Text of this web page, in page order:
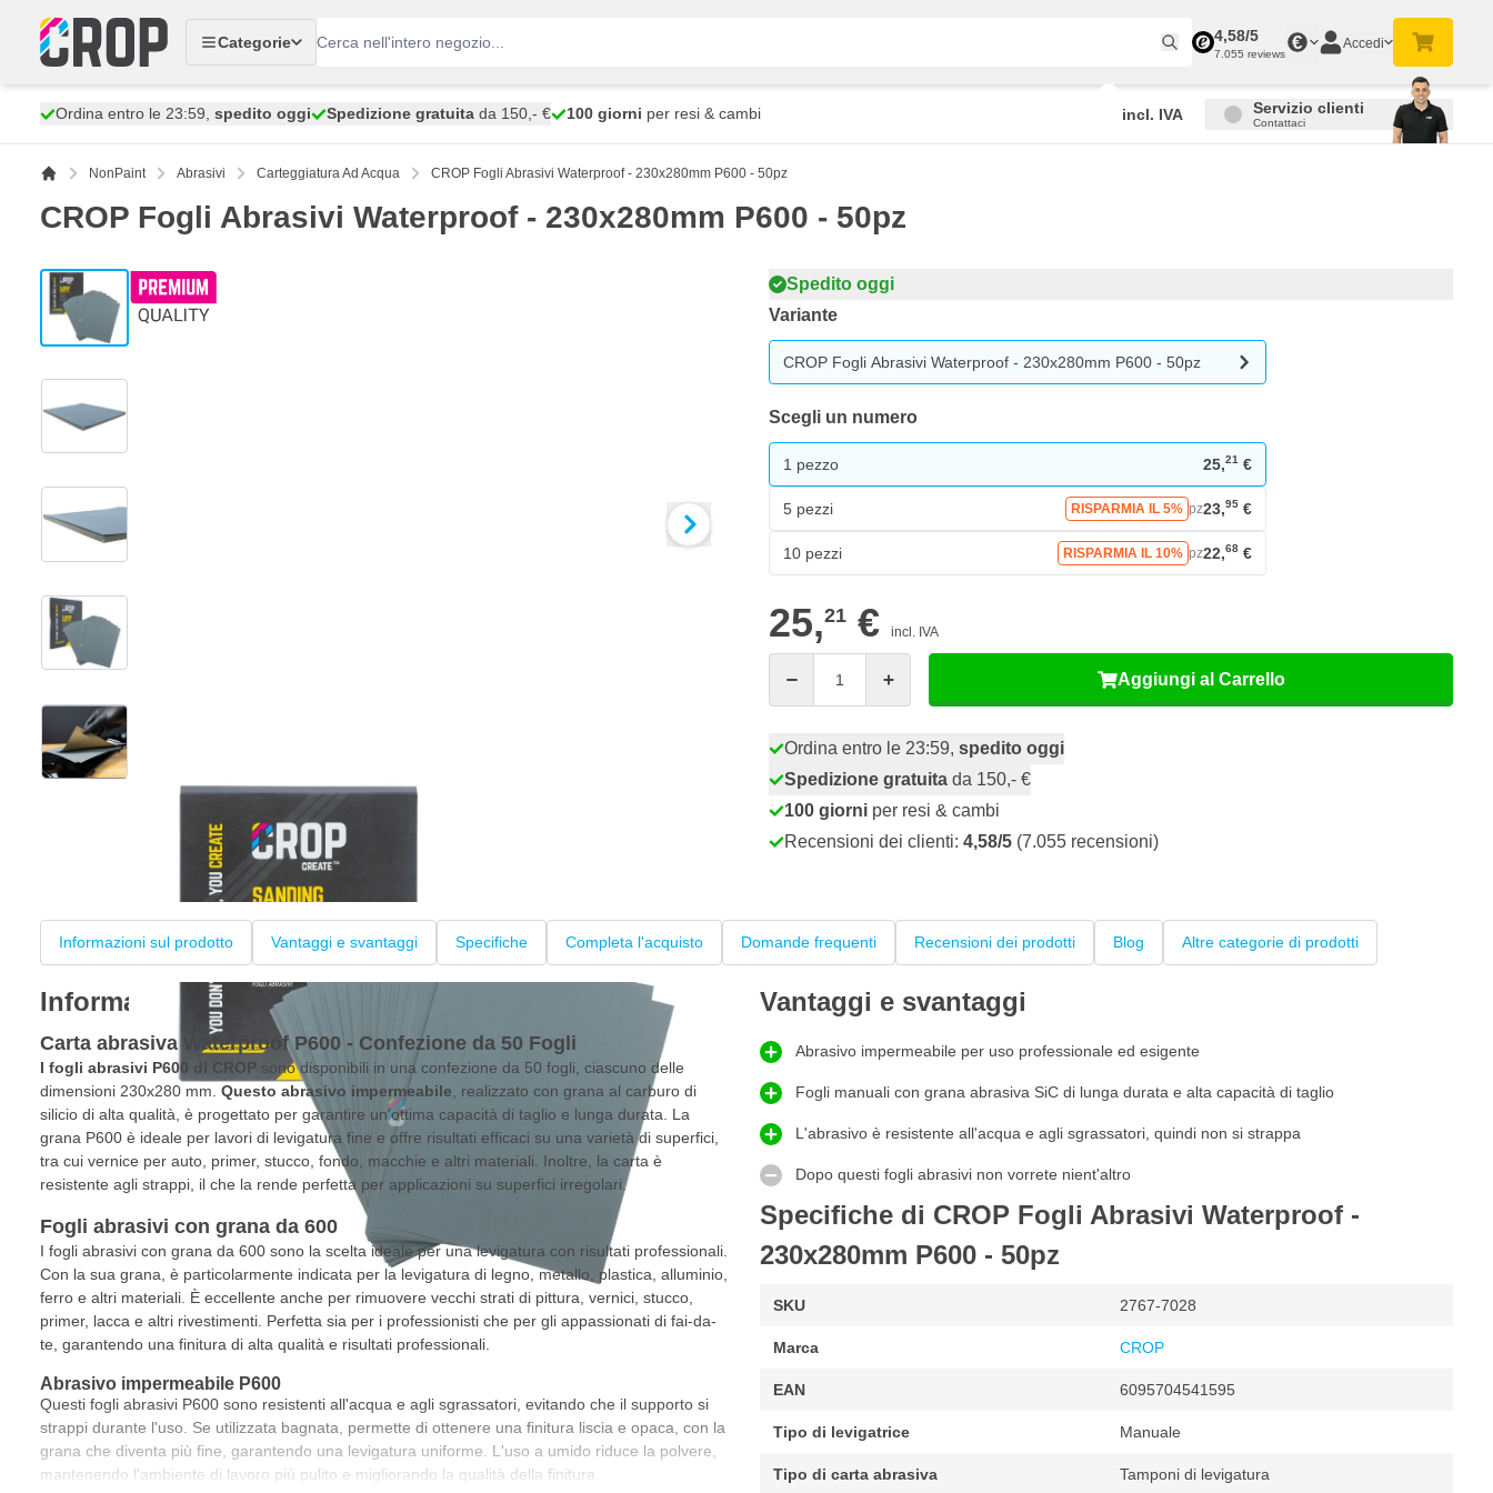
Categorie
4,58/5
7.055 reviews
€ Accedi
Ordina entro le 23:59, spedito oggi Spedizione gratuita da 150,- € 100 giorni per resi & cambi incl. IVA Servizio clienti
Contattaci
NonPaint Abrasivi Carteggiatura Ad Acqua CROP Fogli Abrasivi Waterproof - 230x280mm P600 - 50pz
CROP Fogli Abrasivi Waterproof - 230x280mm P600 - 50pz
View larger image
View larger image
Spedito oggi
Variante
CROP Fogli Abrasivi Waterproof - 230x280mm P600 - 50pz
Scegli un numero
1 pezzo 25,21 €
5 pezzi RISPARMIA IL 5% pz23,95 €
10 pezzi RISPARMIA IL 10% pz22,68 €
25,21 € incl. IVA
Aggiungi al Carrello
Ordina entro le 23:59, spedito oggi
Spedizione gratuita da 150,- €
100 giorni per resi & cambi
Recensioni dei clienti: 4,58/5 (7.055 recensioni)
Informazioni sul prodotto Vantaggi e svantaggi Specifiche Completa l'acquisto Domande frequenti Recensioni dei prodotti Blog Altre categorie di prodotti
Informazioni sul prodotto
Carta abrasiva Waterproof P600 - Confezione da 50 Fogli
I fogli abrasivi P600 di CROP sono disponibili in una confezione da 50 fogli, ciascuno delle
dimensioni 230x280 mm. Questo abrasivo impermeabile , realizzato con grana al carburo di
silicio di alta qualità, è progettato per garantire un'ottima capacità di taglio e lunga durata. La
grana P600 è ideale per lavori di levigatura fine e offre risultati efficaci su una varietà di superfici,
tra cui vernice per auto, primer, stucco, fondo, macchie e altri materiali. Inoltre, la carta è
resistente agli strappi, il che la rende perfetta per applicazioni su superfici irregolari.
Fogli abrasivi con grana da 600
I fogli abrasivi con grana da 600 sono la scelta ideale per una levigatura con risultati professionali.
Con la sua grana, è particolarmente indicata per la levigatura di legno, metallo, plastica, alluminio,
ferro e altri materiali. È eccellente anche per rimuovere vecchi strati di pittura, vernici, stucco,
primer, lacca e altri rivestimenti. Perfetta sia per i professionisti che per gli appassionati di fai-da-
te, garantendo una finitura di alta qualità e risultati professionali.
Abrasivo impermeabile P600
Questi fogli abrasivi P600 sono resistenti all'acqua e agli sgrassatori, evitando che il supporto si
strappi durante l'uso. Se utilizzata bagnata, permette di ottenere una finitura liscia e opaca, con la
grana che diventa più fine, garantendo una levigatura uniforme. L'uso a umido riduce la polvere,
mantenendo l'ambiente di lavoro più pulito e migliorando la qualità della finitura.
Vantaggi e svantaggi
Abrasivo impermeabile per uso professionale ed esigente
Fogli manuali con grana abrasiva SiC di lunga durata e alta capacità di taglio
L'abrasivo è resistente all'acqua e agli sgrassatori, quindi non si strappa
Dopo questi fogli abrasivi non vorrete nient'altro
Specifiche di CROP Fogli Abrasivi Waterproof -
230x280mm P600 - 50pz
SKU 2767-7028
Marca CROP
EAN 6095704541595
Tipo di levigatrice Manuale
Tipo di carta abrasiva Tamponi di levigatura